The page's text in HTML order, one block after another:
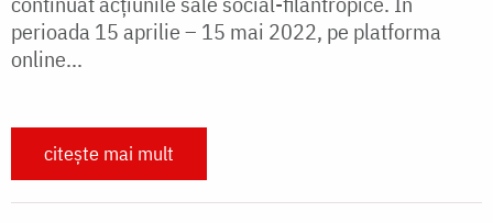
perioada 15 aprilie – 15 mai 2022, pe platforma
online...
citește mai mult